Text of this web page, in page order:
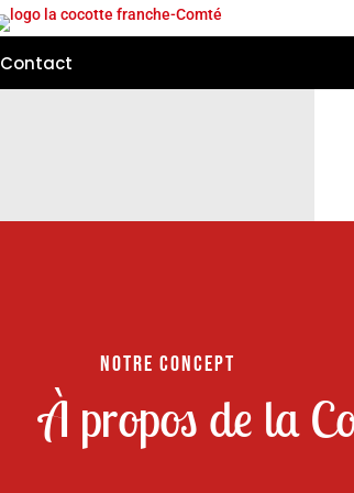
Contact
NOTRE CONCEPT
À propos de la